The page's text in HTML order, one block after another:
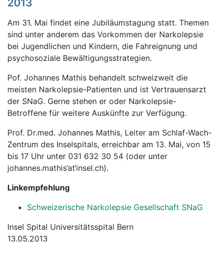
2013
Am 31. Mai findet eine Jubiläumstagung statt. Themen
sind unter anderem das Vorkommen der Narkolepsie
bei Jugendlichen und Kindern, die Fahreignung und
psychosoziale Bewältigungsstrategien.
Pof. Johannes Mathis behandelt schweizweit die
meisten Narkolepsie-Patienten und ist Vertrauensarzt
der SNaG. Gerne stehen er oder Narkolepsie-
Betroffene für weitere Auskünfte zur Verfügung.
Prof. Dr.med. Johannes Mathis, Leiter am Schlaf-Wach-
Zentrum des Inselspitals, erreichbar am 13. Mai, von 15
bis 17 Uhr unter 031 632 30 54 (oder unter
johannes.mathis’at‘insel.ch).
Linkempfehlung
Schweizerische Narkolepsie Gesellschaft SNaG
Insel Spital Universitätsspital Bern
13.05.2013